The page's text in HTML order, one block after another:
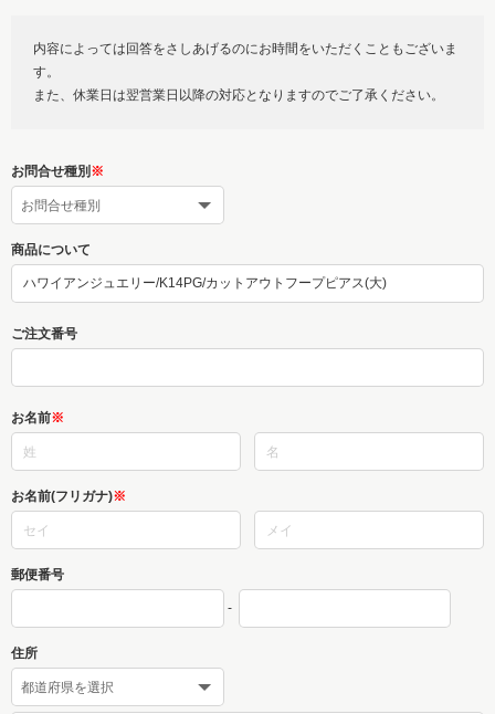
内容によっては回答をさしあげるのにお時間をいただくこともございま
す。
また、休業日は翌営業日以降の対応となりますのでご了承ください。
お問合せ種別 ※
商品について
ご注文番号
お名前※
お名前(フリガナ)※
郵便番号
-
住所